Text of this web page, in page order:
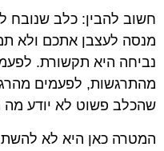
חשוב להבין: כלב שנובח
מנסה לעצבן אתכם ולא
נביחה היא תקשורת.
מהתרגשות, לפעמים
שהכלב פשוט לא יודע מה
המטרה כאן היא לא